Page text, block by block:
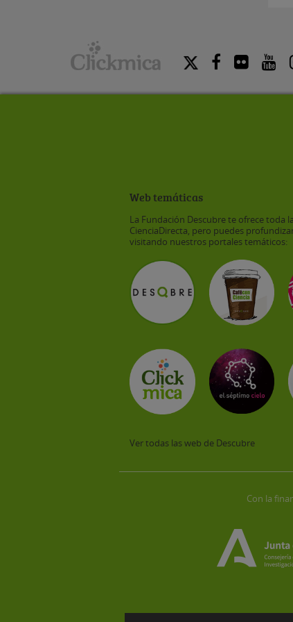
Web temáticas
La Fundación Descubre te ofrece toda
CienciaDirecta, pero puedes
visitando nuestros portales temáticos:
Ver todas las web de Descubre
Con la